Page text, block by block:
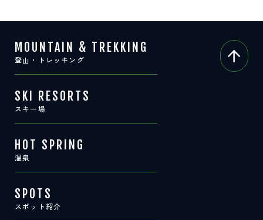
お問い合わせ
白馬村観光局インフォメーション
399-9301 長野県北安曇郡白馬村北城5497
営業時間：9:00～17:00
TEL.0261-85-4210 / FAX.0261-85-4240
MOUNTAIN & TREKKING
登山・トレッキング
SKI RESORTS
スキー場
HOT SPRING
温泉
SPOTS
スポット紹介